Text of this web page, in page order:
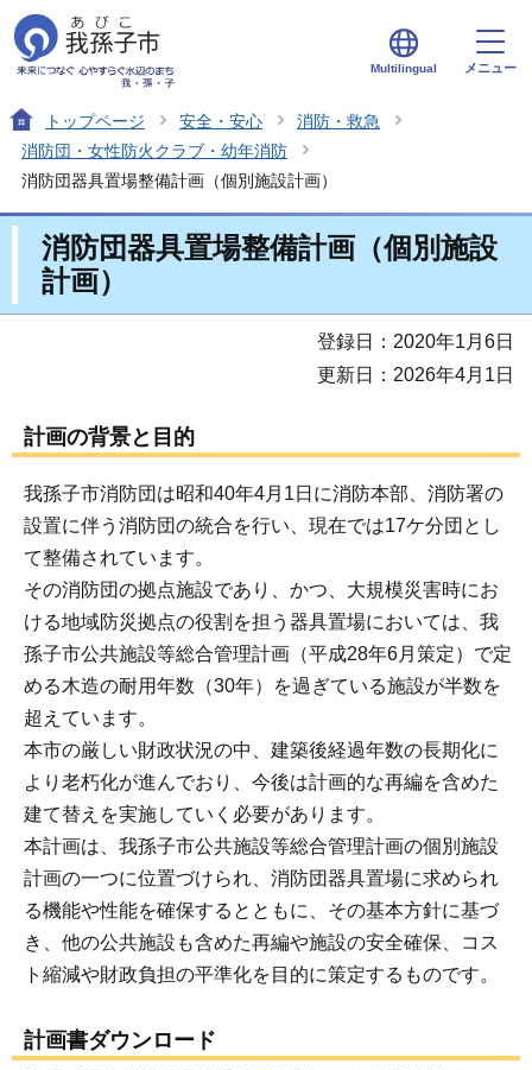
Multilingual メニュー
トップページ 安全・安心
消防・救急
消防団・女性防火クラブ・幼年消防
消防団器具置場整備計画（個別施設計画）
消防団器具置場整備計画（個別施設
計画）
登録日：2020年1月6日
更新日：2026年4月1日
計画の背景と目的
我孫子市消防団は昭和40年4月1日に消防本部、消防署の
設置に伴う消防団の統合を行い、現在では17ケ分団とし
て整備されています。
その消防団の拠点施設であり、かつ、大規模災害時にお
ける地域防災拠点の役割を担う器具置場においては、我
孫子市公共施設等総合管理計画（平成28年6月策定）で定
める木造の耐用年数（30年）を過ぎている施設が半数を
超えています。
本市の厳しい財政状況の中、建築後経過年数の長期化に
より老朽化が進んでおり、今後は計画的な再編を含めた
建て替えを実施していく必要があります。
本計画は、我孫子市公共施設等総合管理計画の個別施設
計画の一つに位置づけられ、消防団器具置場に求められ
る機能や性能を確保するとともに、その基本方針に基づ
き、他の公共施設も含めた再編や施設の安全確保、コス
ト縮減や財政負担の平準化を目的に策定するものです。
計画書ダウンロード